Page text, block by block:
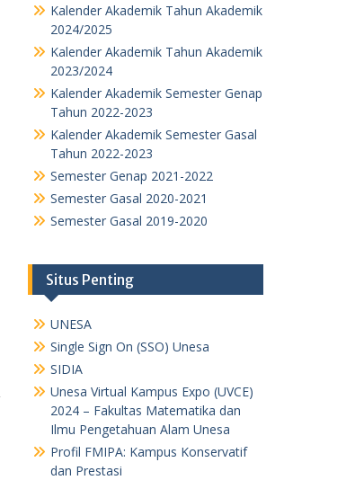
Kalender Akademik Tahun Akademik
2024/2025
Kalender Akademik Tahun Akademik
2023/2024
Kalender Akademik Semester Genap
Tahun 2022-2023
Kalender Akademik Semester Gasal
Tahun 2022-2023
Semester Genap 2021-2022
Semester Gasal 2020-2021
Semester Gasal 2019-2020
Situs Penting
UNESA
Single Sign On (SSO) Unesa
SIDIA
Unesa Virtual Kampus Expo (UVCE)
2024 – Fakultas Matematika dan
Ilmu Pengetahuan Alam Unesa
Profil FMIPA: Kampus Konservatif
dan Prestasi